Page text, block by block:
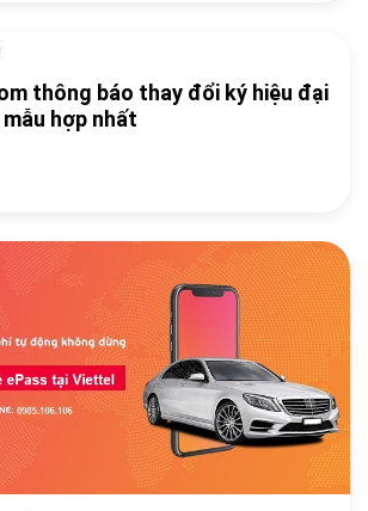
thông báo thay đổi ký hiệu đại
hợp nhất